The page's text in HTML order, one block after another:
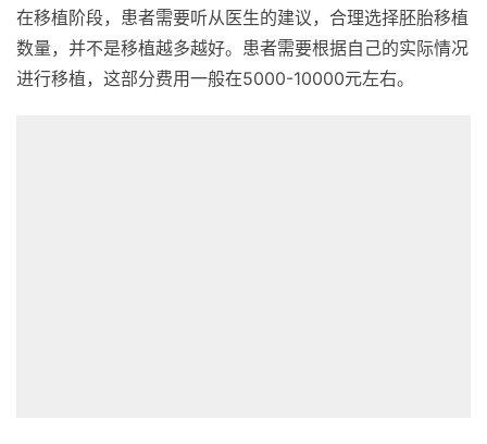
在移植阶段，患者需要听从医生的建议，合理选择胚胎移植
数量，并不是移植越多越好。患者需要根据自己的实际情况
进行移植，这部分费用一般在5000-10000元左右。